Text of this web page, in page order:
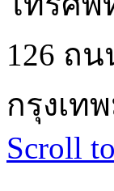
126 ถ
กรุงเท
Scroll